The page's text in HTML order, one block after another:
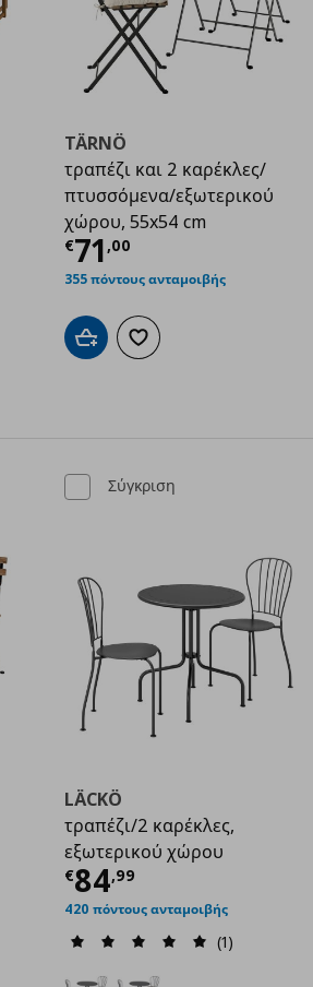
€ 559,00
TÄRNÖ
τραπέζι και 2 καρέκλες/
πτυσσόμενα/εξωτερικού
χώρου, 55x54 cm
€71 ,00
Τρέχουσα τιμή
355 πόντους ανταμοιβής
Προσθήκη στο καλάθι
Προσθήκη στα αγαπημένα
€ 73,98
Σύγκριση
LÄCKÖ
τραπέζι/2 καρέκλες,
εξωτερικού χώρου
€84,99
Τρέχουσα τιμή
420 πόντους ανταμοιβής
(1)